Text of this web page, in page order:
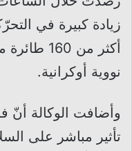
زيادة كبيرة في
أكثر من
نووية أوكرانية.
وأضافت الوكالة أنّ
تأثير مباشر على